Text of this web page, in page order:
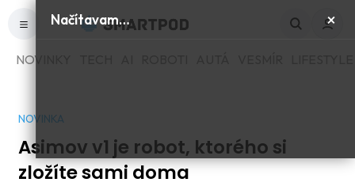
Načítavam… ×
NOVINKY
NOVINKA
Asimov v1 je robot, ktorého si
zložíte sami doma